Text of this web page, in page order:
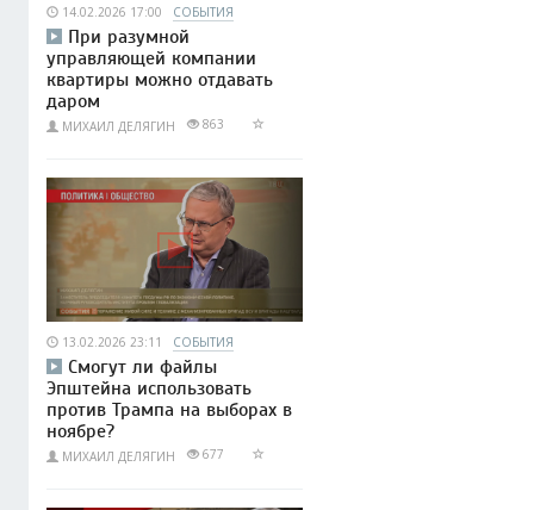
14.02.2026 17:00 СОБЫТИЯ
При разумной
управляющей компании
квартиры можно отдавать
даром
МИХАИЛ ДЕЛЯГИН 863
13.02.2026 23:11 СОБЫТИЯ
Смогут ли файлы
Эпштейна использовать
против Трампа на выборах в
ноябре?
МИХАИЛ ДЕЛЯГИН 677